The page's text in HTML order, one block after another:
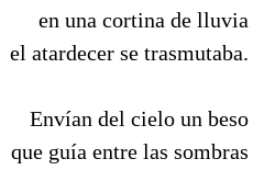
en una cortina de lluvia
el atardecer se trasmutaba.
Envían del cielo un beso
que guía entre las sombras